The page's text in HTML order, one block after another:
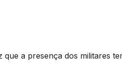
a presença dos militares